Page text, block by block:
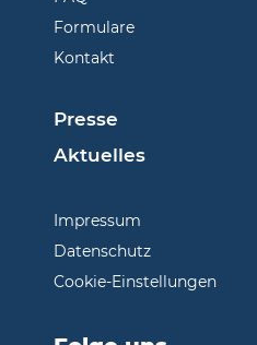
Formulare
Kontakt
Presse
Aktuelles
Impressum
Datenschutz
Cookie-Einstellungen